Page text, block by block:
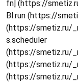
fn] (https://
Bl.run (https://
(https://smetiz.ru/
s.scheduler
(https://smetiz.ru/
(https://smetiz.ru/
(https://smetiz.ru/